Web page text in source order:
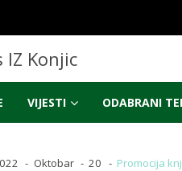
IZ Konjic
VIJESTI ODABRANI
Oktobar 20 Promocija